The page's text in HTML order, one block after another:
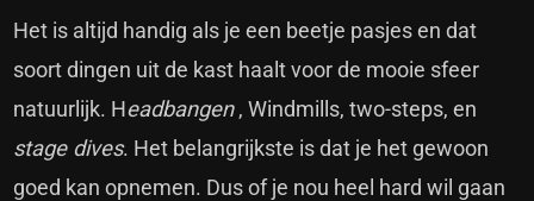
Het is altijd handig als je een beetje pasjes en dat
soort dingen uit de kast haalt voor de mooie sfeer
natuurlijk. Headbangen, Windmills, two-steps, en
stage dives. Het belangrijkste is dat je het gewoon
goed kan opnemen. Dus of je nou heel hard wil gaan